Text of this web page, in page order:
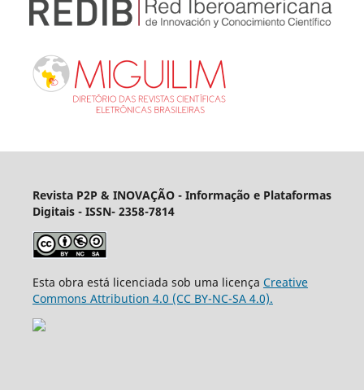
Revista P2P & INOVAÇÃO - Informação e Plataformas
Digitais - ISSN- 2358-7814
Esta obra está licenciada sob uma licença Creative
Commons Attribution 4.0 (CC BY-NC-SA 4.0).